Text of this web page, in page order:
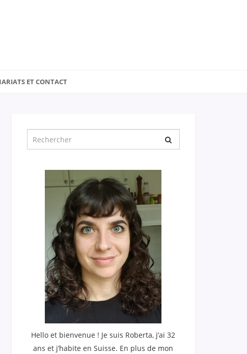
ET CONTACT
pour
:
Hello et bienvenue ! Je suis Roberta, j’ai 32
ans et j’habite en Suisse. En plus de mon